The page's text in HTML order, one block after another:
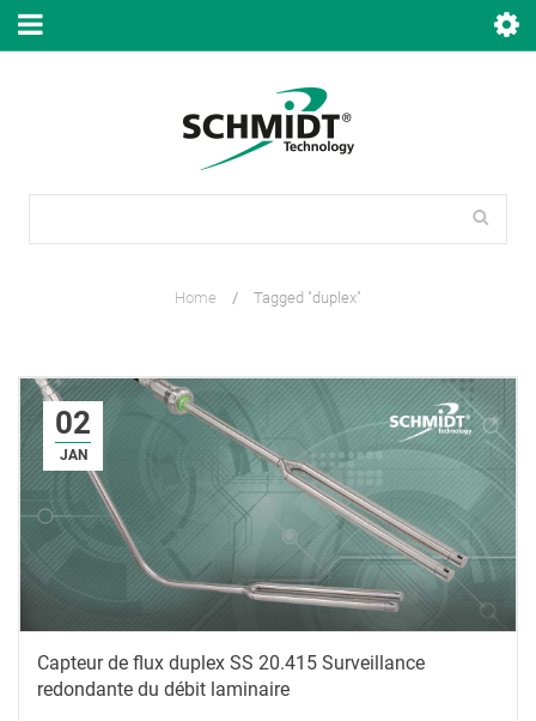
Home / Tagged "duplex"
02
JAN
Capteur de flux duplex SS 20.415 Surveillance
redondante du débit laminaire